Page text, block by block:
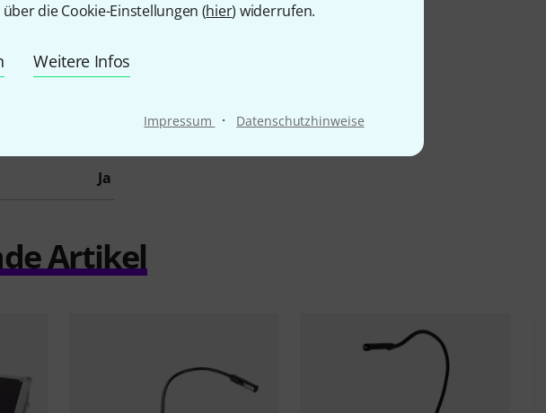
die Cookie-Einstellungen (hier) widerrufen.
Weitere Infos
Impressum · Datenschutzhinweise
Ja
Artikel